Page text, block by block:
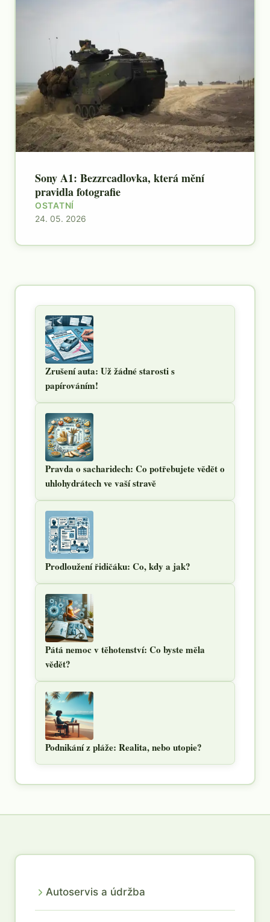
Sony A1: Bezzrcadlovka, která mění
pravidla fotografie
OSTATNÍ
24. 05. 2026
Zrušení auta: Už žádné starosti s
papírováním!
Pravda o sacharidech: Co potřebujete vědět o
uhlohydrátech ve vaší stravě
Prodloužení řidičáku: Co, kdy a jak?
Pátá nemoc v těhotenství: Co byste měla
vědět?
Podnikání z pláže: Realita, nebo utopie?
Autoservis a údržba